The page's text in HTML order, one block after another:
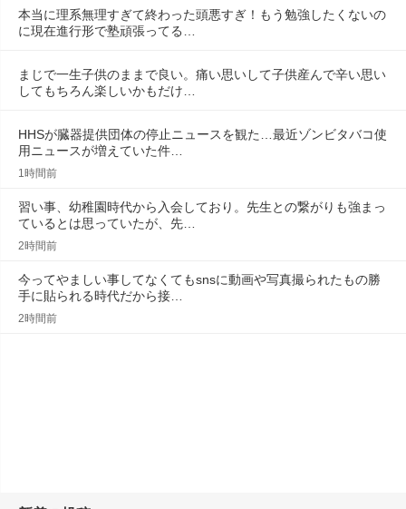
本当に理系無理すぎて終わった頭悪すぎ！もう勉強したくないの
に現在進行形で塾頑張ってる…
まじで一生子供のままで良い。痛い思いして子供産んで辛い思い
してもちろん楽しいかもだけ…
HHSが臓器提供団体の停止ニュースを観た…最近ゾンビタバコ使
用ニュースが増えていた件…
1時間前
習い事、幼稚園時代から入会しており。先生との繋がりも強まっ
ているとは思っていたが、先…
2時間前
今ってやましい事してなくてもsnsに動画や写真撮られたもの勝
手に貼られる時代だから接…
2時間前